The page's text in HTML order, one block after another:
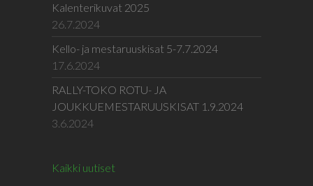
Kalenterikuvat 2025
26.7.2024
Kello- ja mestaruuskisat 5-7.7.2024
17.6.2024
RALLY-TOKO ROTU- JA
JOUKKUEMESTARUUSKISAT 1.9.2024
3.6.2024
Kaikki uutiset